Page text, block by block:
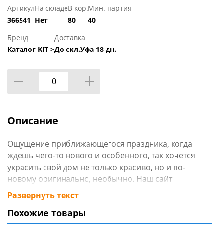
Артикул
366541
На складе
Нет
В кор.
80
Мин. партия
40
Бренд
Каталог KIT >
Доставка
До скл.Уфа 18 дн.
Описание
Ощущение приближающегося праздника, когда
ждешь чего-то нового и особенного, так хочется
украсить свой дом не только красиво, но и по-
новому оригинально, необычно. Наш сайт
www.rcvostok.ru может предложить огромный
выбор украшений для организации праздников:
небесные фонари и летящие желания,
Развернуть текст
Похожие товары